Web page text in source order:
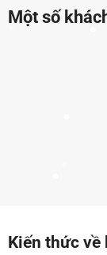
Một số
Kiến thức